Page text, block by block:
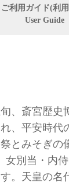
ご利用ガイド(利
User Guide
、斎宮歴史
、平安時代
とみそぎの
女別当・内
。天皇の名